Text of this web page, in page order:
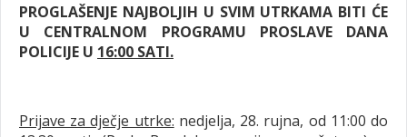
PROGLAŠENJE NAJBOLJIH U SVIM UTRKAMA BITI ĆE
U CENTRALNOM PROGRAMU PROSLAVE DANA
POLICIJE U 16:00 SATI.
Prijave za dječje utrke: nedjelja, 28. rujna, od 11:00 do